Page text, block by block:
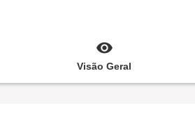
Visão Geral